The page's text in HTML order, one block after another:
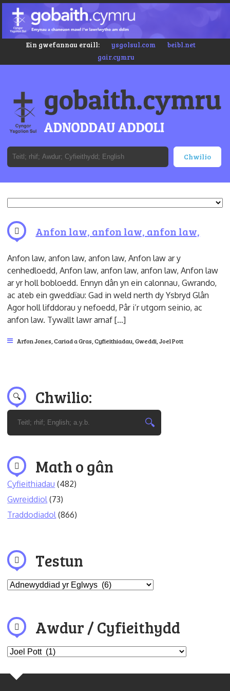
Ein gwefannau eraill: ysgolsul.com
beibl.net
gair.cymru
Anfon law, anfon law, anfon law,
Anfon law, anfon law, anfon law, Anfon law ar y
cenhedloedd, Anfon law, anfon law, anfon law, Anfon law
ar yr holl bobloedd. Ennyn dân yn ein calonnau, Gwrando,
ac ateb ein gweddïau: Gad in weld nerth dy Ysbryd Glân
Agor holl lifddorau y nefoedd, Pâr i’r utgorn seinio, ac
anfon law. Tywallt lawr arnaf […]
Arfon Jones Cariad a Gras Cyfieithiadau Gweddi Joel Pott
Chwilio:
Math o gân
Cyfieithiadau (482)
Gwreiddiol (73)
Traddodiadol (866)
Testun
Awdur / Cyfieithydd